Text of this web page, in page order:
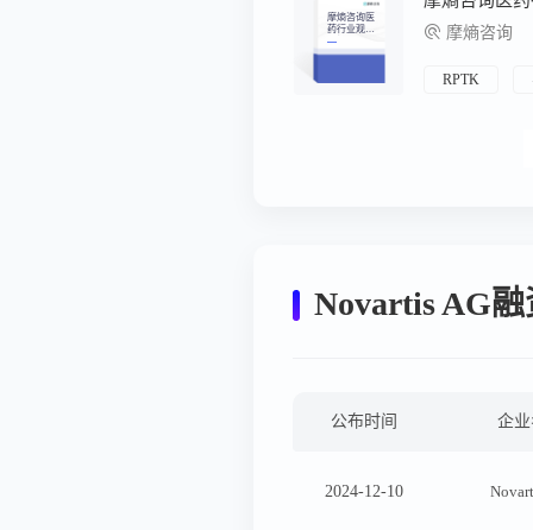
摩熵咨询医
药行业观察
周报（2026.
06.15-2026.0
摩熵咨询
RPTK
Novartis AG
公布时间 企
2024-12-10